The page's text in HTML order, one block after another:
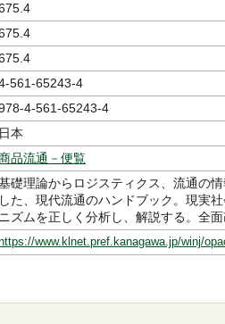
561-65243-4
4-561-65243-4
日本
品流通－便覧
礎理論からロジスティクス、流通の
した、現代流通のハンドブック。現実
ニズムを正しく分析し、解説する。全
https://www.klnet.pref.kanagawa.jp/winj/